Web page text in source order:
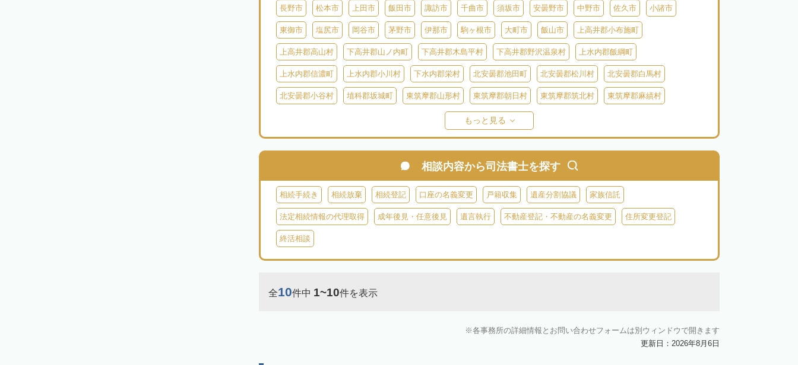
長野市 松本市 上田市 飯田市 諏訪市 千曲市 須坂市 安曇野市 中野市 佐久市 小諸市
東御市 塩尻市 岡谷市 茅野市 伊那市 駒ヶ根市 大町市 飯山市 上高井郡小布施町
上高井郡高山村 下高井郡山ノ内町 下高井郡木島平村 下高井郡野沢温泉村 上水内郡飯綱町
上水内郡信濃町 上水内郡小川村 下水内郡栄村 北安曇郡池田町 北安曇郡松川村 北安曇郡白馬村
北安曇郡小谷村 埴科郡坂城町 東筑摩郡山形村 東筑摩郡朝日村 東筑摩郡筑北村 東筑摩郡麻績村
北佐久郡軽井沢町
南佐久郡佐久穂町 南佐久郡川上村 南佐久郡小海町 南佐久郡南牧村 南佐久郡南相木村 南佐久郡北相木村
諏訪郡原村 木曽郡木曽町 木曽郡上松町
木曽郡大桑村 木曽郡木祖村 木曽郡王滝村 上伊那郡箕輪町 上伊那郡辰野町 上伊那郡宮田村
上伊那郡南箕輪村 上伊那郡飯島町 上伊那郡中川村 下伊那郡高森町 下伊那郡松川町 下伊那郡豊丘村
下伊那郡阿智村 下伊那郡喬木村 下伊那郡阿南町 下伊那郡下條村 下伊那郡泰阜村 下伊那郡天龍村
下伊那郡大鹿村
もっと見る
相談内容から司法書士を探す
相続手続き 相続放棄 相続登記 口座の名義変更 戸籍収集 遺産分割協議 家族信託
法定相続情報の代理取得 成年後見・任意後見 遺言執行 不動産登記・不動産の名義変更 住所変更登記
終活相談
全10件中 1~10件を表示
各事務所の詳細情報とお問い合わせフォームは別ウィンドウで開きます
更新日：2026年8月6日